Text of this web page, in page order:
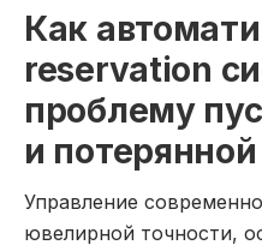
Как
reservation
проблему
и
Управление
ювелирной точности,